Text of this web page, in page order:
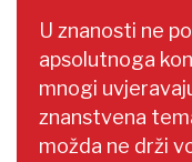
U znanosti ne
apsolutnoga
mnogi
znanstvena
možda ne drži